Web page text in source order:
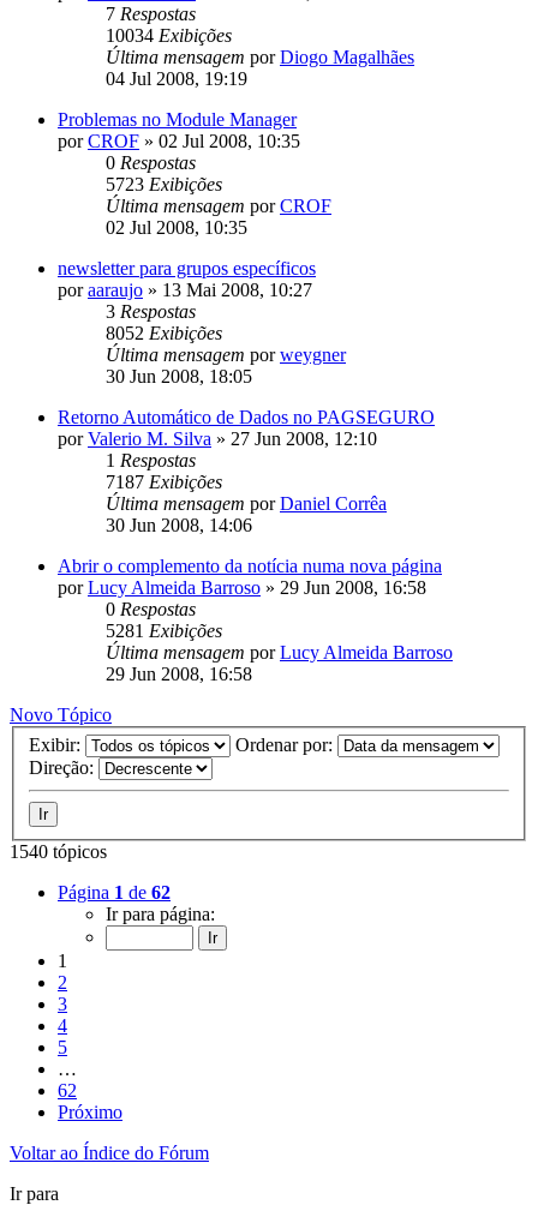
7 Respostas
10034 Exibições
Última mensagem porDiogo Magalhães
04 Jul 2008, 19:19
Problemas no Module Manager
porCROF » 02 Jul 2008, 10:35
0 Respostas
5723 Exibições
Última mensagem porCROF
02 Jul 2008, 10:35
newsletter para grupos específicos
poraaraujo » 13 Mai 2008, 10:27
3 Respostas
8052 Exibições
Última mensagem porweygner
30 Jun 2008, 18:05
Retorno Automático de Dados no PAGSEGURO
porValerio M. Silva » 27 Jun 2008, 12:10
1 Respostas
7187 Exibições
Última mensagem porDaniel Corrêa
30 Jun 2008, 14:06
Abrir o complemento da notícia numa nova página
porLucy Almeida Barroso » 29 Jun 2008, 16:58
0 Respostas
5281 Exibições
Última mensagem porLucy Almeida Barroso
29 Jun 2008, 16:58
Novo Tópico
Exibir:
Ordenar por:
Direção:
1540 tópicos
Página 1 de 62
Ir para página:
1
2
3
4
5
…
62
Próximo
Voltar ao Índice do Fórum
Ir para